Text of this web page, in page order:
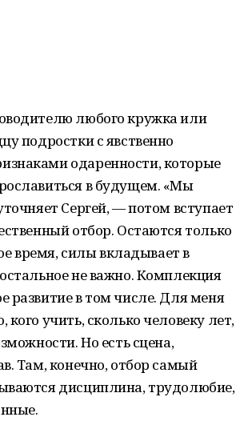
любого кружка или
подростки с явственно
одаренности, которые
в будущем. «Мы
Сергей, — потом вступает
отбор. Остаются только
время, силы вкладывает в
не важно. Комплекция
развитие в том числе. Для меня
кого учить, сколько человеку лет,
Но есть сцена,
Там, конечно, отбор самый
дисциплина, трудолюбие,